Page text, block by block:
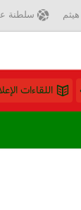
سلطنة
اللقاءات